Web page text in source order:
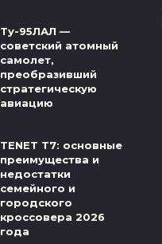
Ту-95ЛАЛ —
советский атомный
самолет,
преобразивший
стратегическую
авиацию
TENET T7: основные
преимущества и
недостатки
семейного и
городского
кроссовера 2026
года